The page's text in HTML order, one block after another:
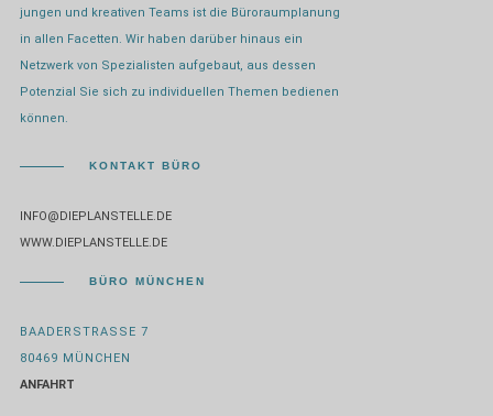
jungen und kreativen Teams ist die Büroraumplanung
in allen Facetten. Wir haben darüber hinaus ein
Netzwerk von Spezialisten aufgebaut, aus dessen
Potenzial Sie sich zu individuellen Themen bedienen
können.
KONTAKT BÜRO
INFO@DIEPLANSTELLE.DE
WWW.DIEPLANSTELLE.DE
BÜRO MÜNCHEN
BAADERSTRASSE 7
80469 MÜNCHEN
ANFAHRT